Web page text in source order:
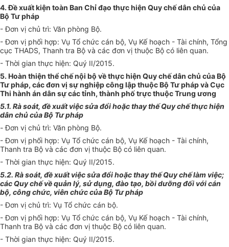
4. Đề xuất kiện toàn Ban Chỉ đạo thực hiện Quy chế dân chủ của
Bộ Tư pháp
- Đơn vị chủ trì: Văn phòng Bộ.
- Đơn vị phối hợp: Vụ Tổ chức cán bộ, Vụ Kế hoạch - Tài chính, Tổng
cục THADS, Thanh tra Bộ và các đơn vị thuộc Bộ có liên quan.
- Thời gian thực hiện: Quý II/2015.
5. Hoàn thiện thể chế nội bộ về thực hiện Quy chế dân chủ của Bộ
Tư pháp, các đơn vị sự nghiệp công lập thuộc Bộ Tư pháp và Cục
Thi hành án dân sự các tỉnh, thành phố trực thuộc Trung ương
5.1. Rà soát, đề xuất việc sửa đổi hoặc thay thế Quy chế thực hiện
dân chủ của Bộ Tư pháp
-Đơn vị chủ trì: Văn phòng Bộ.
- Đơn vị phối hợp: Vụ Tổ chức cán bộ, Vụ Kế hoạch - Tài chính,
Thanh tra Bộ và các đơn vị thuộc Bộ có liên quan.
- Thời gian thực hiện: Quý II/2015.
5.2. Rà soát, đề xuất việc sửa đổi hoặc thay thế Quy chế làm việc;
các Quy chế về quản lý, sử dụng, đào tạo, bồi dưỡng đối với cán
bộ, công chức, viên chức của Bộ Tư pháp
- Đơn vị chủ trì: Vụ Tổ chức cán bộ.
- Đơn vị phối hợp: Vụ Tổ chức cán bộ, Vụ Kế hoạch - Tài chính,
Thanh tra Bộ và các đơn vị thuộc Bộ có liên quan.
- Thời gian thực hiện: Quý II/2015.